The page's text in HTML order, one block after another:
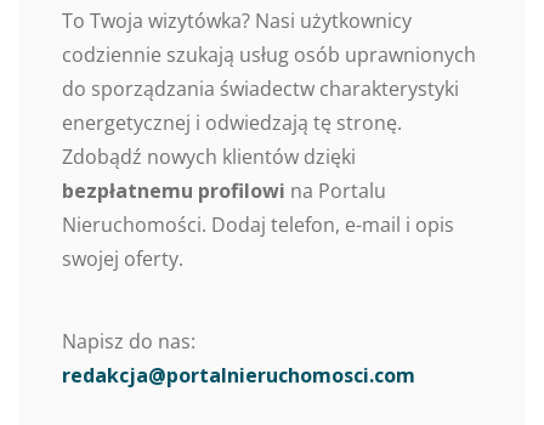
To Twoja wizytówka? Nasi użytkownicy
codziennie szukają usług osób uprawnionych
do sporządzania świadectw charakterystyki
energetycznej i odwiedzają tę stronę.
Zdobądź nowych klientów dzięki
bezpłatnemu profilowi na Portalu
Nieruchomości. Dodaj telefon, e-mail i opis
swojej oferty.
Napisz do nas:
redakcja@portalnieruchomosci.com